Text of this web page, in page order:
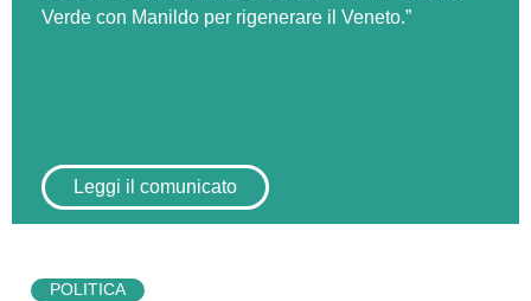
Verde con Manildo per rigenerare il Veneto.”
Leggi il comunicato
POLITICA